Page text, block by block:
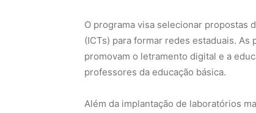
O programa visa selecionar propostas
(ICTs) para formar redes estaduais.
promovam o letramento digital e a
professores da educação básica.
Além da implantação de laboratórios